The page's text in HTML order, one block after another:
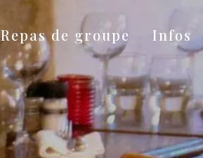
Repas de groupe Infos